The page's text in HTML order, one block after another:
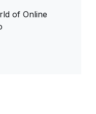
of Online